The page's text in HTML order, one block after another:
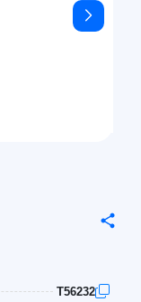
T56232